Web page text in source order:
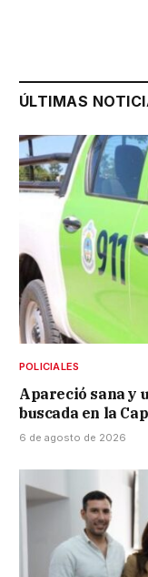
ÚLTIMAS
POLICIALES
Apareció sana y
buscada en la
6 de agosto de 2026